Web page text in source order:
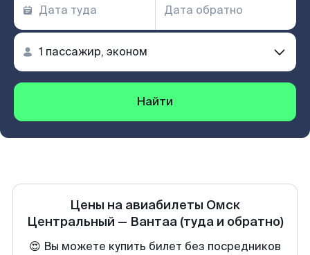
Найти
Цены на авиабилеты Омск
Центральный — Вантаа (туда и обратно)
😍 Вы можете купить билет без посредников